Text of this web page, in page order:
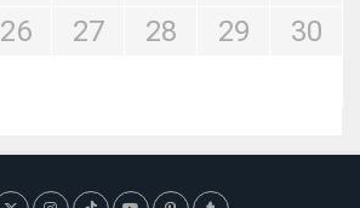
26 27 28 29
30